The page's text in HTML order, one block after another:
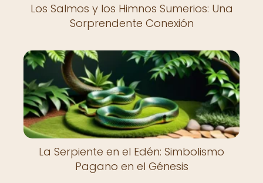
Los Salmos y los Himnos Sumerios: Una
Sorprendente Conexión
La Serpiente en el Edén: Simbolismo
Pagano en el Génesis